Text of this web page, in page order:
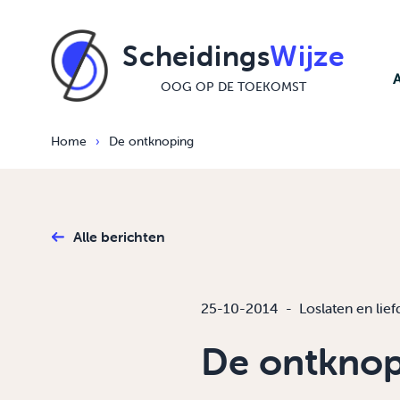
ScheidingsWijze
OOG OP DE TOEKOMST
Home › De ontknoping
Alle berichten
25-10-2014 - Loslaten en
De